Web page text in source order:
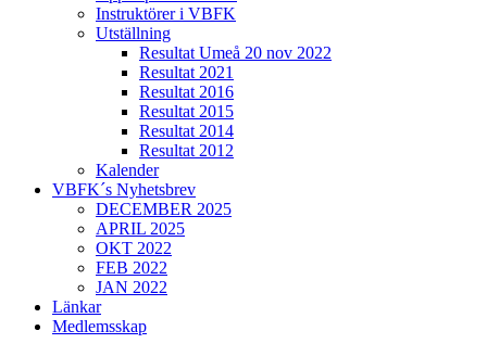
Instruktörer i VBFK
Utställning
Resultat Umeå 20 nov 2022
Resultat 2021
Resultat 2016
Resultat 2015
Resultat 2014
Resultat 2012
Kalender
VBFK´s Nyhetsbrev
DECEMBER 2025
APRIL 2025
OKT 2022
FEB 2022
JAN 2022
Länkar
Medlemsskap